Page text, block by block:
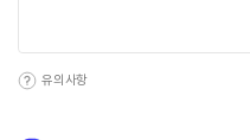
유의사항